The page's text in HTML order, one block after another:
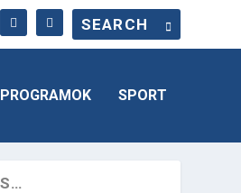
PROGRAMOK SPORT